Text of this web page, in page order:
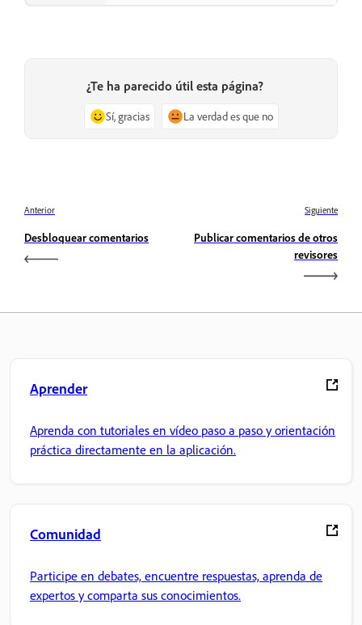
¿Te ha parecido útil esta página?
Sí, gracias La verdad es que no
Anterior
Desbloquear comentarios
Siguiente
Publicar comentarios de otros
revisores
Aprender
Aprenda con tutoriales en vídeo paso a paso y orientación
práctica directamente en la aplicación.
Comunidad
Participe en debates, encuentre respuestas, aprenda de
expertos y comparta sus conocimientos.